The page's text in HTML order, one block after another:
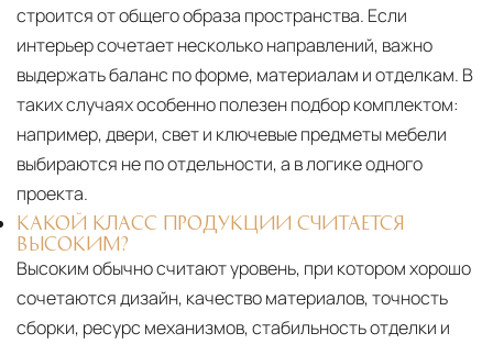
строится от общего образа пространства. Если
интерьер сочетает несколько направлений, важно
выдержать баланс по форме, материалам и отделкам. В
таких случаях особенно полезен подбор комплектом:
например, двери, свет и ключевые предметы мебели
выбираются не по отдельности, а в логике одного
проекта.
КАКОЙ КЛАСС ПРОДУКЦИИ СЧИТАЕТСЯ
ВЫСОКИМ?
Высоким обычно считают уровень, при котором хорошо
сочетаются дизайн, качество материалов, точность
сборки, ресурс механизмов, стабильность отделки и